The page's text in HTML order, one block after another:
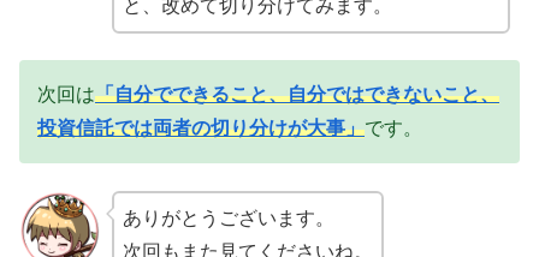
と、改めて切り分けてみます。
次回は「自分でできること、自分ではできないこと、
投資信託では両者の切り分けが大事」です。
ありがとうございます。
次回もまた見てくださいね。